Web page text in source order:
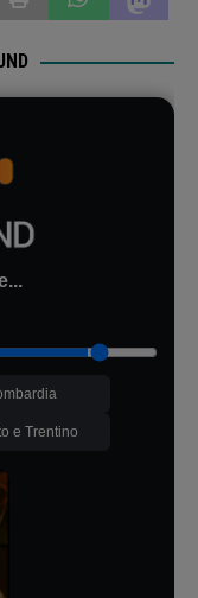
e Trentino